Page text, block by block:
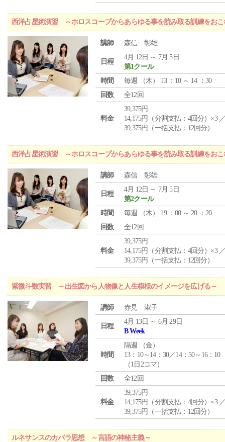
西洋占星術演習 ～ホロスコープからあらゆる事を読み取る訓練をおこ
講師 森信 彰雄
日程
4月 12日 ～ 7月 5日
第1クール
時間
毎週 （木） 13 ：10 ～ 14 ：30
回数
全12回
料金
39,375円
14,175円（分割支払：4回分）×3
39,375円（一括支払：12回分）
西洋占星術演習 ～ホロスコープからあらゆる事を読み取る訓練をおこ
講師 森信 彰雄
日程
4月 12日 ～ 7月 5日
第2クール
時間
毎週 （木） 19 ：00 ～ 20 ：20
回数
全12回
料金
39,375円
14,175円（分割支払：4回分）×3
39,375円（一括支払：12回分）
紫微斗数実習 ～出生図から人物像と人生模様のイメージを広げる～
講師 赤見 淑子
日程
4月 13日 ～ 6月 29日
B Week
時間
隔週 （金）
13：10～14：30／14：50～16：10
（1日2コマ）
回数
全12回
料金
39,375円
14,175円（分割支払：4回分）×3
39,375円（一括支払：12回分）
ルネサンスのカバラ思想 ～言語の神秘主義～